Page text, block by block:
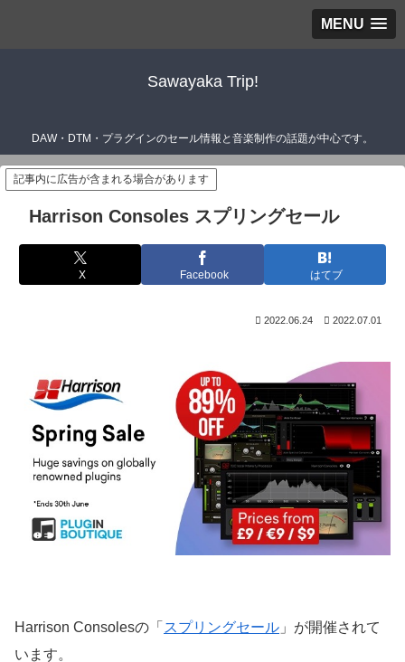
MENU
Sawayaka Trip!
DAW・DTM・プラグインのセール情報と音楽制作の話題が中心です。
記事内に広告が含まれる場合があります
Harrison Consoles スプリングセール
X Facebook はてブ
2022.06.24 2022.07.01
Harrison Consolesの「 スプリングセール 」が開催されて
います。